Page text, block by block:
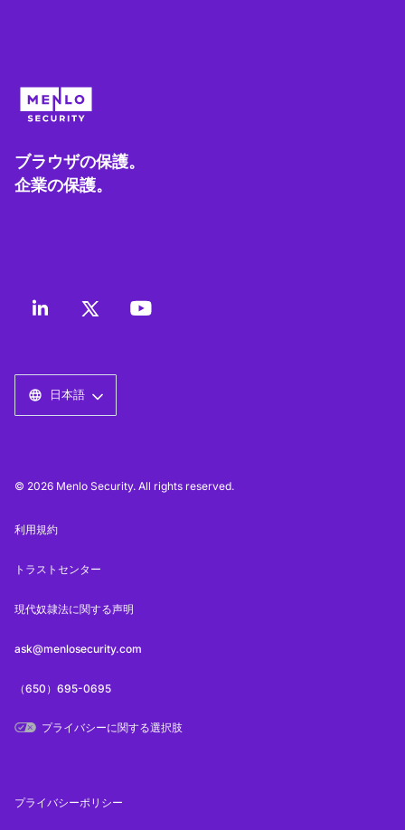
ブラウザの保護。
企業の保護。
日本語
© 2026 Menlo Security. All rights reserved.
利用規約
トラストセンター
現代奴隷法に関する声明
ask@menlosecurity.com
（650）695-0695
プライバシーに関する選択肢
プライバシーポリシー